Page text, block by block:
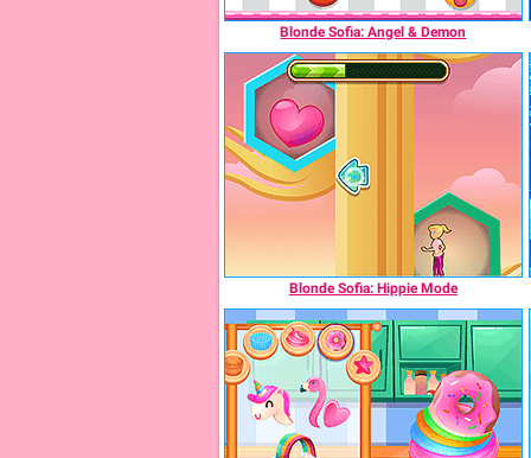
Blonde Sofia: Angel & Demon
Blonde Sofia: Hippie Mode